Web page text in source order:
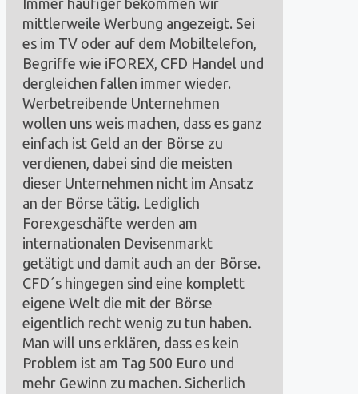
Immer häufiger bekommen wir
mittlerweile Werbung angezeigt. Sei
es im TV oder auf dem Mobiltelefon,
Begriffe wie iFOREX, CFD Handel und
dergleichen fallen immer wieder.
Werbetreibende Unternehmen
wollen uns weis machen, dass es ganz
einfach ist Geld an der Börse zu
verdienen, dabei sind die meisten
dieser Unternehmen nicht im Ansatz
an der Börse tätig. Lediglich
Forexgeschäfte werden am
internationalen Devisenmarkt
getätigt und damit auch an der Börse.
CFD´s hingegen sind eine komplett
eigene Welt die mit der Börse
eigentlich recht wenig zu tun haben.
Man will uns erklären, dass es kein
Problem ist am Tag 500 Euro und
mehr Gewinn zu machen. Sicherlich